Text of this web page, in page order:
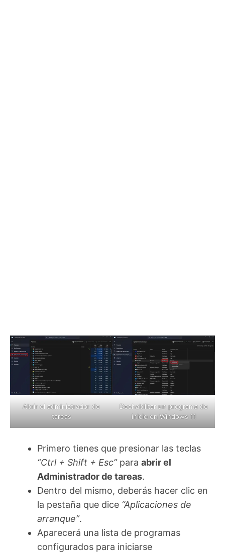
Abrir el administrador de
tareas
Deshabilitar un programa de
inicio en Windows 11
Primero tienes que presionar las teclas
“Ctrl + Shift + Esc”para abrir el
Administrador de tareas.
Dentro del mismo, deberás hacer clic en
la pestaña que dice “Aplicaciones de
arranque”.
Aparecerá una lista de programas
configurados para iniciarse